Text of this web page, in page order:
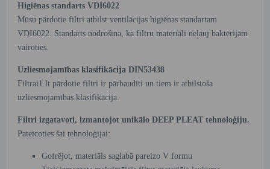
Higiēnas standarts VDI6022
Mūsu pārdotie filtri atbilst ventilācijas higiēnas standartam
VDI6022. Standarts nodrošina, ka filtru materiāli neļauj baktērijām
vairoties.
Uzliesmojamības klasifikācija DIN53438
Filtrai1.lt pārdotie filtri ir pārbaudīti un tiem ir atbilstoša
uzliesmojamības klasifikācija.
Filtri izgatavoti, izmantojot unikālo DEEP PLEAT tehnoloģiju.
Pateicoties šai tehnoloģijai:
Gofrējot, materiāls saglabā pareizo V formu